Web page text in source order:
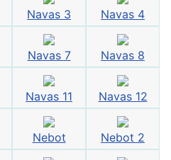
Navas 3 Navas 4
Navas 7 Navas 8
Navas 11 Navas 12
Nebot Nebot 2